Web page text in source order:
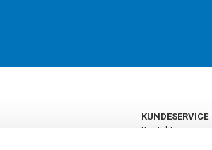
KUNDESERVICE
Kontakt oss